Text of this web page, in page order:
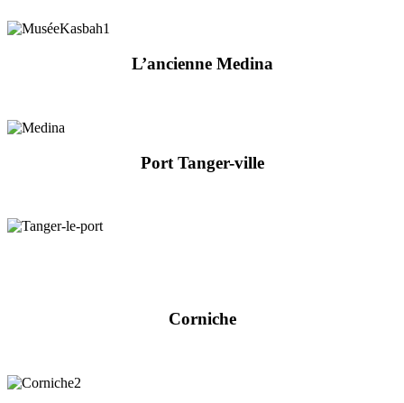
L’ancienne Medina
Port Tanger-ville
Corniche